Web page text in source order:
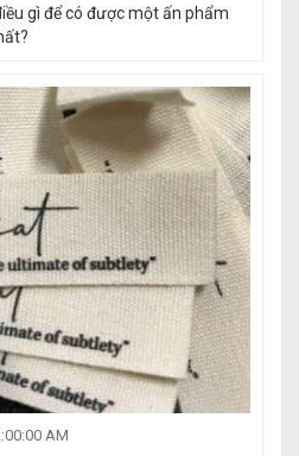
gì để có được một ấn phẩm
AM